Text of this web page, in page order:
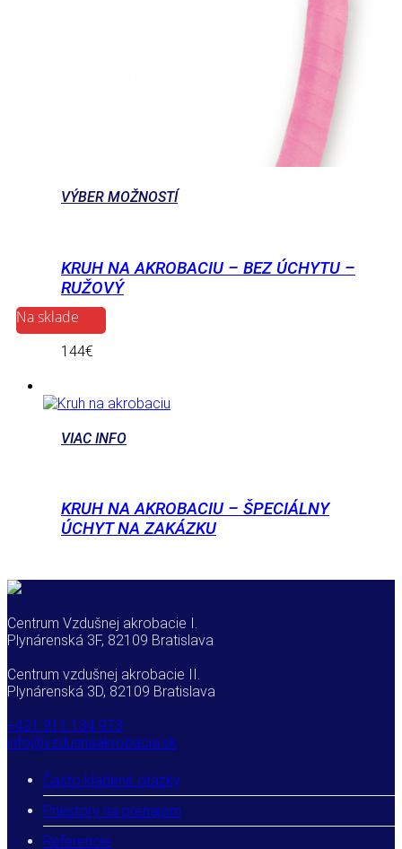
VÝBER MOŽNOSTÍ
KRUH NA AKROBACIU – BEZ ÚCHYTU –
RUŽOVÝ
Na sklade
144€
VIAC INFO
KRUH NA AKROBACIU – ŠPECIÁLNY
ÚCHYT NA ZAKÁZKU
Centrum Vzdušnej akrobacie I.
Plynárenská 3F, 82109 Bratislava
Centrum vzdušnej akrobacie II.
Plynárenská 3D, 82109 Bratislava
+421 911 134 973
info@vzdusnaakrobacia.sk
Často kladené otázky
Priestory na prenájom
Referencie